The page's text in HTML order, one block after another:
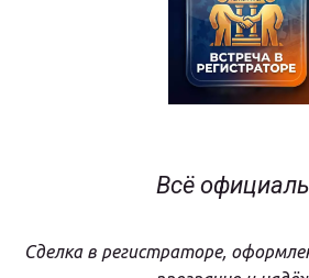
Всё
Сделка в регистраторе,